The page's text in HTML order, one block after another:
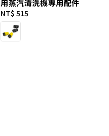
用蒸汽清洗機專用配件
Regular
price
NT$ 515